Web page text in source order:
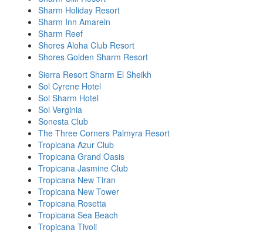
Sharm Holiday Resort
Sharm Inn Amarein
Sharm Reef
Shores Aloha Club Resort
Shores Golden Sharm Resort
Sierra Resort Sharm El Sheikh
Sol Cyrene Hotel
Sol Sharm Hotel
Sol Verginia
Sonesta Сlub
The Three Corners Palmyra Resort
Tropicana Azur Club
Tropicana Grand Oasis
Tropicana Jasmine Club
Tropicana New Tiran
Tropicana New Tower
Tropicana Rosetta
Tropicana Sea Beach
Tropicana Tivoli